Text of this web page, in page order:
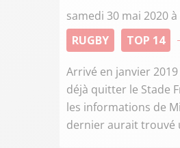
samedi 30 mai 2020 à
RUGBY
TOP 14
Arrivé en janvier
déjà quitter le Stade
les informations de
dernier aurait trouvé